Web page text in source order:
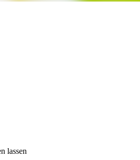
lassen